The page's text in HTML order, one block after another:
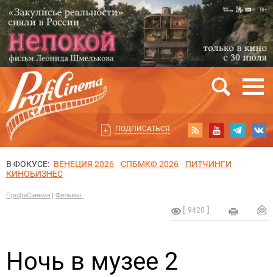
ПОДПИСАТЬСЯ
В ФОКУСЕ: ВЕНЕЦИЯ 2026 СПБМКФ 2026
ПИТЧИНГИ
КИНОБИЗНЕС
ПрофиСинема Фильмы.
9420
Ночь в музее 2